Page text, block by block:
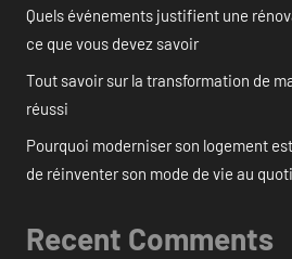
Quels événements justifient une
ce que vous devez savoir
Tout savoir sur la transformation de
réussi
Pourquoi moderniser son logement
de réinventer son mode de vie au
Recent Comments